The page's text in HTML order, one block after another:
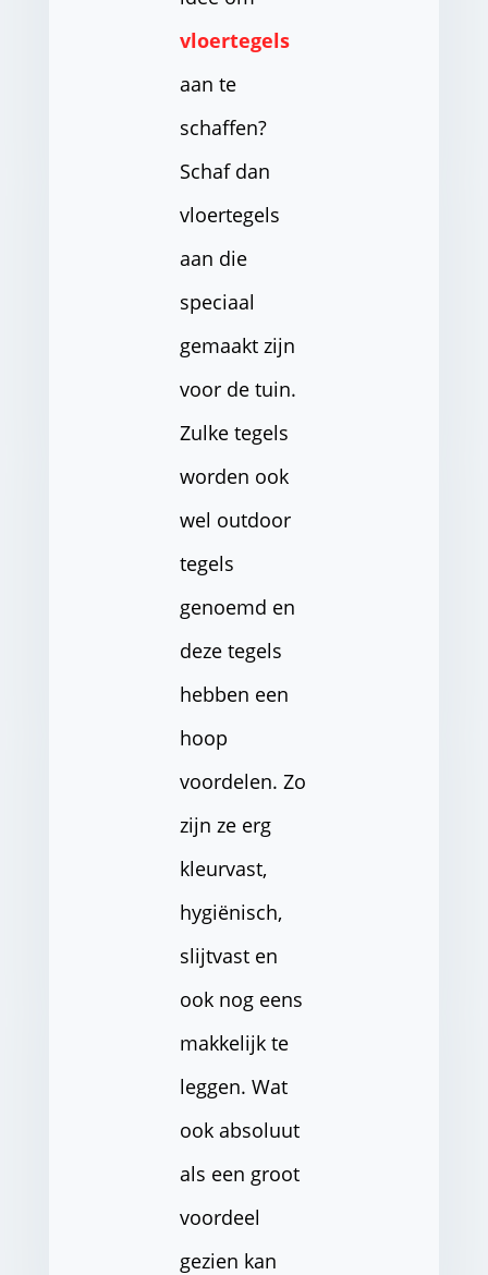
vloertegels
aan te
schaffen?
Schaf dan
vloertegels
aan die
speciaal
gemaakt zijn
voor de tuin.
Zulke tegels
worden ook
wel outdoor
tegels
genoemd en
deze tegels
hebben een
hoop
voordelen. Zo
zijn ze erg
kleurvast,
hygiënisch,
slijtvast en
ook nog eens
makkelijk te
leggen. Wat
ook absoluut
als een groot
voordeel
gezien kan